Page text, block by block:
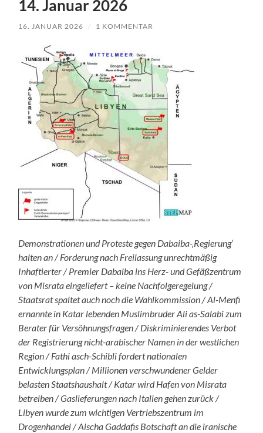
14. Januar 2026
16. JANUAR 2026 / 1 KOMMENTAR
Demonstrationen und Proteste gegen Dabaiba-‚Regierung‘
halten an / Forderung nach Freilassung unrechtmäßig
Inhaftierter / Premier Dabaiba ins Herz- und Gefäßzentrum
von Misrata eingeliefert – keine Nachfolgeregelung /
Staatsrat spaltet auch noch die Wahlkommission / Al-Menfi
ernannte in Katar lebenden Muslimbruder Ali as-Salabi zum
Berater für Versöhnungsfragen / Diskriminierendes Verbot
der Registrierung nicht-arabischer Namen in der westlichen
Region / Fathi asch-Schibli fordert nationalen
Entwicklungsplan / Millionen verschwundener Gelder
belasten Staatshaushalt / Katar wird Hafen von Misrata
betreiben / Gaslieferungen nach Italien gehen zurück /
Libyen wurde zum wichtigen Vertriebszentrum im
Drogenhandel / Aischa Gaddafis Botschaft an die iranische